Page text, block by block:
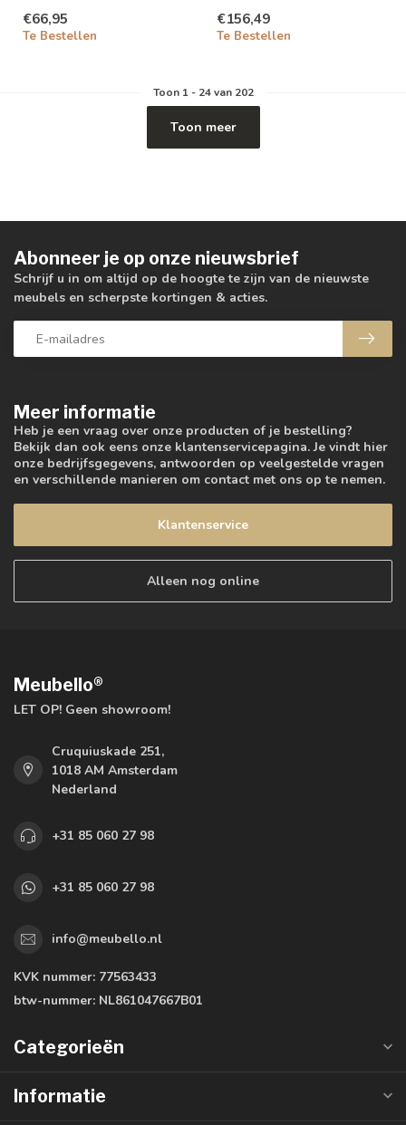
€66,95
Te Bestellen
€156,49
Te Bestellen
Toon 1- 24van 202
Toon meer
Meer informatie
Heb je een vraag over onze producten of je bestelling?
Bekijk dan ook eens onze klantenservicepagina. Je vindt hier
onze bedrijfsgegevens, antwoorden op veelgestelde vragen
en verschillende manieren om contact met ons op te nemen.
Klantenservice
Alleen nog online
Abonneer je op onze nieuwsbrief
Schrijf u in om altijd op de hoogte te zijn van de nieuwste
meubels en scherpste kortingen & acties.
Meubello®
LET OP! Geen showroom!
Cruquiuskade 251,
1018 AM Amsterdam
Nederland
+31 85 060 27 98
+31 85 060 27 98
info@meubello.nl
KVK nummer: 77563433
btw-nummer: NL861047667B01
Categorieën
Informatie